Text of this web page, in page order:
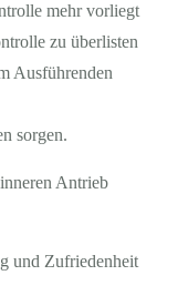
mehr vorliegt
zu überlisten
Ausführenden
sorgen.
Antrieb
und Zufriedenheit